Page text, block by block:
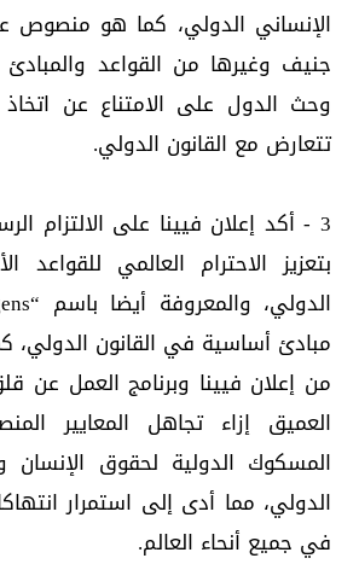
الإنساني الدولي، كما هو منصوص
جنيف وغيرها من القواعد والمبادئ
وحث الدول على الامتناع عن اتخاذ
تتعارض مع القانون الدولي.
3 - أكد إعلان فيينا على الالتزام
بتعزيز الاحترام العالمي للقواعد
من إعلان فيينا وبرنامج العمل عن
العميق إزاء تجاهل المعايير
المسكوك الدولية لحقوق الإنسان
الدولي، مما أدى إلى استمرار
في جميع أنحاء العالم.